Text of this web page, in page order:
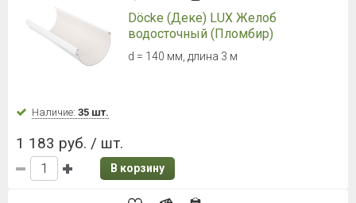
Döcke (Деке) LUX Желоб
водосточный (Пломбир)
d = 140 мм, длина 3 м
Наличие: 35 шт.
1 183 руб. / шт.
В корзину